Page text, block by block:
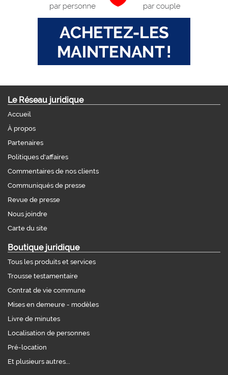
Le Réseau juridique
Accueil
À propos
Partenaires
Politiques d'affaires
Commentaires de nos clients
Communiqués de presse
Revue de presse
Nous joindre
Carte du site
Boutique juridique
Tous les produits et services
Trousse testamentaire
Contrat de vie commune
Mises en demeure - modèles
Livre de minutes
Localisation de personnes
Pré-location
Et plusieurs autres...